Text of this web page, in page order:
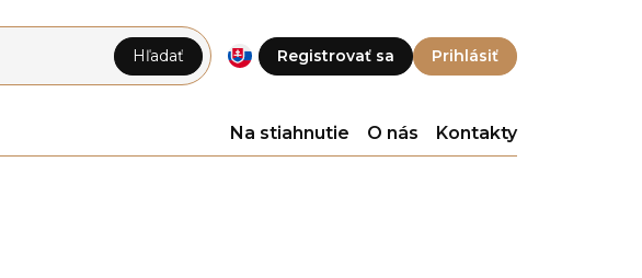
Registrovať sa Prihlásiť
Hľadať
Na stiahnutie O nás Kontakty